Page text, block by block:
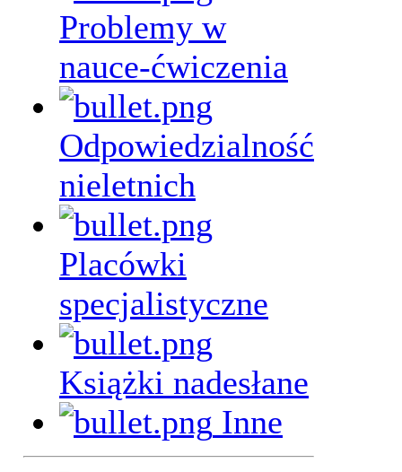
Problemy w
nauce-ćwiczenia
Odpowiedzialność
nieletnich
Placówki
specjalistyczne
Książki nadesłane
Inne